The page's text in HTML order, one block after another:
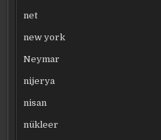
net
new york
Neymar
nijerya
nisan
nükleer